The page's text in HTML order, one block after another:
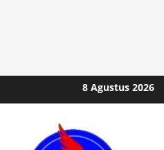
to
8 Agustus 2026